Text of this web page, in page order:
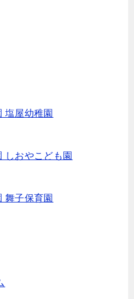
塩屋幼稚園
しおやこども園
舞子保育園